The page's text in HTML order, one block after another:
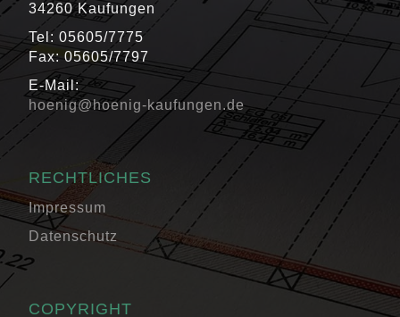
34260 Kaufungen
Tel: 05605/7775
Fax: 05605/7797
E-Mail:
hoenig@hoenig-kaufungen.de
RECHTLICHES
Impressum
Datenschutz
COPYRIGHT